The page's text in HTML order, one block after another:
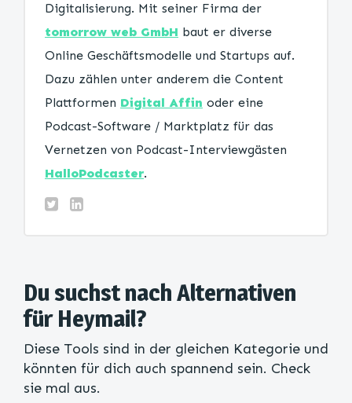
Digitalisierung. Mit seiner Firma der
tomorrow web GmbH baut er diverse
Online Geschäftsmodelle und Startups auf.
Dazu zählen unter anderem die Content
Plattformen Digital Affin oder eine
Podcast-Software / Marktplatz für das
Vernetzen von Podcast-Interviewgästen
HalloPodcaster.
Du suchst nach Alternativen
für Heymail?
Diese Tools sind in der gleichen Kategorie und
könnten für dich auch spannend sein. Check
sie mal aus.